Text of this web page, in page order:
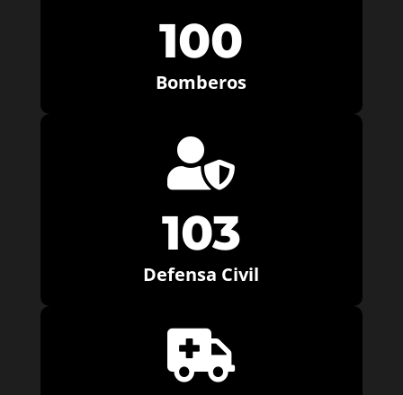
100
Bomberos

103
Defensa Civil
